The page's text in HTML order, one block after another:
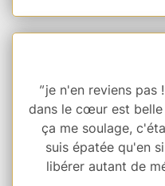
"je n'en reviens pas
dans le cœur est
ça me soulage,
suis épatée qu'en
libérer autant de